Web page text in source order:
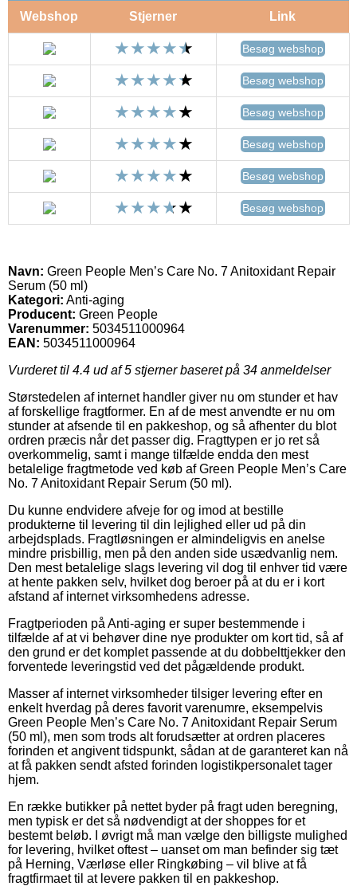
Webshop Stjerner Link
Besøg webshop
Besøg webshop
Besøg webshop
Besøg webshop
Besøg webshop
Besøg webshop
Navn: Green People Men’s Care No. 7 Anitoxidant Repair
Serum (50 ml)
Kategori: Anti-aging
Producent: Green People
Varenummer: 5034511000964
EAN: 5034511000964
Vurderet til 4.4 ud af 5 stjerner baseret på 34 anmeldelser
Størstedelen af internet handler giver nu om stunder et hav
af forskellige fragtformer. En af de mest anvendte er nu om
stunder at afsende til en pakkeshop, og så afhenter du blot
ordren præcis når det passer dig. Fragttypen er jo ret så
overkommelig, samt i mange tilfælde endda den mest
betalelige fragtmetode ved køb af Green People Men’s Care
No. 7 Anitoxidant Repair Serum (50 ml).
Du kunne endvidere afveje for og imod at bestille
produkterne til levering til din lejlighed eller ud på din
arbejdsplads. Fragtløsningen er almindeligvis en anelse
mindre prisbillig, men på den anden side usædvanlig nem.
Den mest betalelige slags levering vil dog til enhver tid være
at hente pakken selv, hvilket dog beroer på at du er i kort
afstand af internet virksomhedens adresse.
Fragtperioden på Anti-aging er super bestemmende i
tilfælde af at vi behøver dine nye produkter om kort tid, så af
den grund er det komplet passende at du dobbelttjekker den
forventede leveringstid ved det pågældende produkt.
Masser af internet virksomheder tilsiger levering efter en
enkelt hverdag på deres favorit varenumre, eksempelvis
Green People Men’s Care No. 7 Anitoxidant Repair Serum
(50 ml), men som trods alt forudsætter at ordren placeres
forinden et angivent tidspunkt, sådan at de garanteret kan nå
at få pakken sendt afsted forinden logistikpersonalet tager
hjem.
En række butikker på nettet byder på fragt uden beregning,
men typisk er det så nødvendigt at der shoppes for et
bestemt beløb. I øvrigt må man vælge den billigste mulighed
for levering, hvilket oftest – uanset om man befinder sig tæt
på Herning, Værløse eller Ringkøbing – vil blive at få
fragtfirmaet til at levere pakken til en pakkeshop.